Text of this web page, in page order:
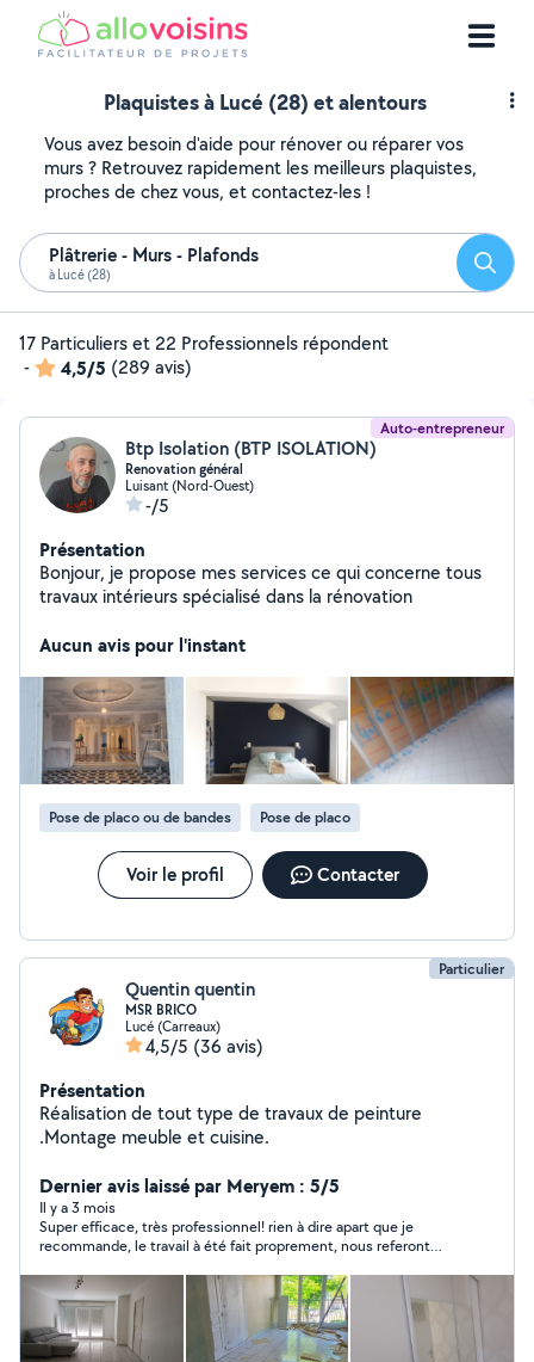
Plaquistes à Lucé (28) et alentours
Vous avez besoin d'aide pour rénover ou réparer vos
murs ? Retrouvez rapidement les meilleurs plaquistes,
proches de chez vous, et contactez-les !
Plâtrerie - Murs - Plafonds
à Lucé (28)
17 Particuliers et 22 Professionnels répondent
-
4,5/5 (289 avis)
Auto-entrepreneur
Btp Isolation (BTP ISOLATION)
Renovation général
Luisant (Nord-Ouest)
-/5
Présentation
Bonjour, je propose mes services ce qui concerne tous
travaux intérieurs spécialisé dans la rénovation
Aucun avis pour l'instant
Pose de placo ou de bandes Pose de placo
Voir le profil Contacter
Particulier
Quentin quentin
MSR BRICO
Lucé (Carreaux)
4,5/5 (36 avis)
Présentation
Réalisation de tout type de travaux de peinture
.Montage meuble et cuisine.
Dernier avis laissé par Meryem : 5/5
Il y a 3 mois
Super efficace, très professionnel! rien à dire apart que je
recommande, le travail à été fait proprement, nous referont